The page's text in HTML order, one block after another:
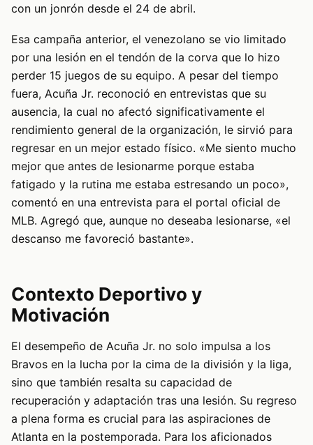
con un jonrón desde el 24 de abril.
Esa campaña anterior, el venezolano se vio limitado
por una lesión en el tendón de la corva que lo hizo
perder 15 juegos de su equipo. A pesar del tiempo
fuera, Acuña Jr. reconoció en entrevistas que su
ausencia, la cual no afectó significativamente el
rendimiento general de la organización, le sirvió para
regresar en un mejor estado físico. «Me siento mucho
mejor que antes de lesionarme porque estaba
fatigado y la rutina me estaba estresando un poco»,
comentó en una entrevista para el portal oficial de
MLB. Agregó que, aunque no deseaba lesionarse, «el
descanso me favoreció bastante».
Contexto Deportivo y
Motivación
El desempeño de Acuña Jr. no solo impulsa a los
Bravos en la lucha por la cima de la división y la liga,
sino que también resalta su capacidad de
recuperación y adaptación tras una lesión. Su regreso
a plena forma es crucial para las aspiraciones de
Atlanta en la postemporada. Para los aficionados